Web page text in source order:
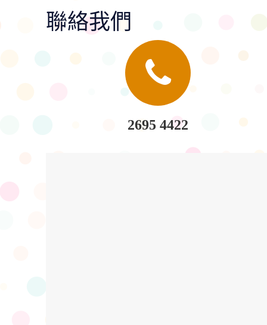
聯絡我們
2695 4422